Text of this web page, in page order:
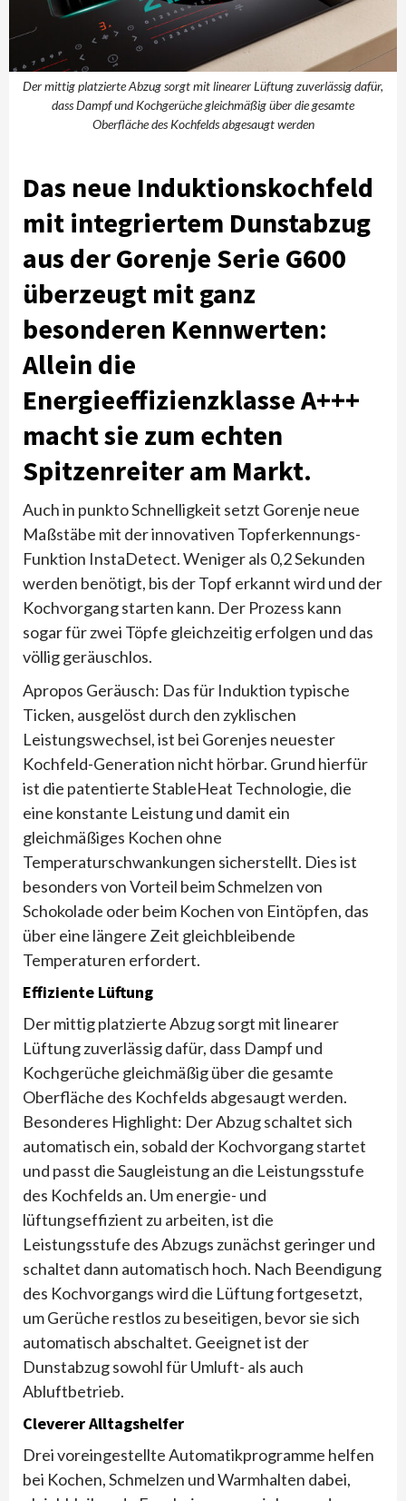
Der mittig platzierte Abzug sorgt mit linearer Lüftung zuverlässig dafür,
dass Dampf und Kochgerüche gleichmäßig über die gesamte
Oberfläche des Kochfelds abgesaugt werden
Das neue Induktionskochfeld
mit integriertem Dunstabzug
aus der Gorenje Serie G600
überzeugt mit ganz
besonderen Kennwerten:
Allein die
Energieeffizienzklasse A+++
macht sie zum echten
Spitzenreiter am Markt.
Auch in punkto Schnelligkeit setzt Gorenje neue
Maßstäbe mit der innovativen Topferkennungs-
Funktion InstaDetect. Weniger als 0,2 Sekunden
werden benötigt, bis der Topf erkannt wird und der
Kochvorgang starten kann. Der Prozess kann
sogar für zwei Töpfe gleichzeitig erfolgen und das
völlig geräuschlos.
Apropos Geräusch: Das für Induktion typische
Ticken, ausgelöst durch den zyklischen
Leistungswechsel, ist bei Gorenjes neuester
Kochfeld-Generation nicht hörbar. Grund hierfür
ist die patentierte StableHeat Technologie, die
eine konstante Leistung und damit ein
gleichmäßiges Kochen ohne
Temperaturschwankungen sicherstellt. Dies ist
besonders von Vorteil beim Schmelzen von
Schokolade oder beim Kochen von Eintöpfen, das
über eine längere Zeit gleichbleibende
Temperaturen erfordert.
Effiziente Lüftung
Der mittig platzierte Abzug sorgt mit linearer
Lüftung zuverlässig dafür, dass Dampf und
Kochgerüche gleichmäßig über die gesamte
Oberfläche des Kochfelds abgesaugt werden.
Besonderes Highlight: Der Abzug schaltet sich
automatisch ein, sobald der Kochvorgang startet
und passt die Saugleistung an die Leistungsstufe
des Kochfelds an. Um energie- und
lüftungseffizient zu arbeiten, ist die
Leistungsstufe des Abzugs zunächst geringer und
schaltet dann automatisch hoch. Nach Beendigung
des Kochvorgangs wird die Lüftung fortgesetzt,
um Gerüche restlos zu beseitigen, bevor sie sich
automatisch abschaltet. Geeignet ist der
Dunstabzug sowohl für Umluft- als auch
Abluftbetrieb.
Cleverer Alltagshelfer
Drei voreingestellte Automatikprogramme helfen
bei Kochen, Schmelzen und Warmhalten dabei,